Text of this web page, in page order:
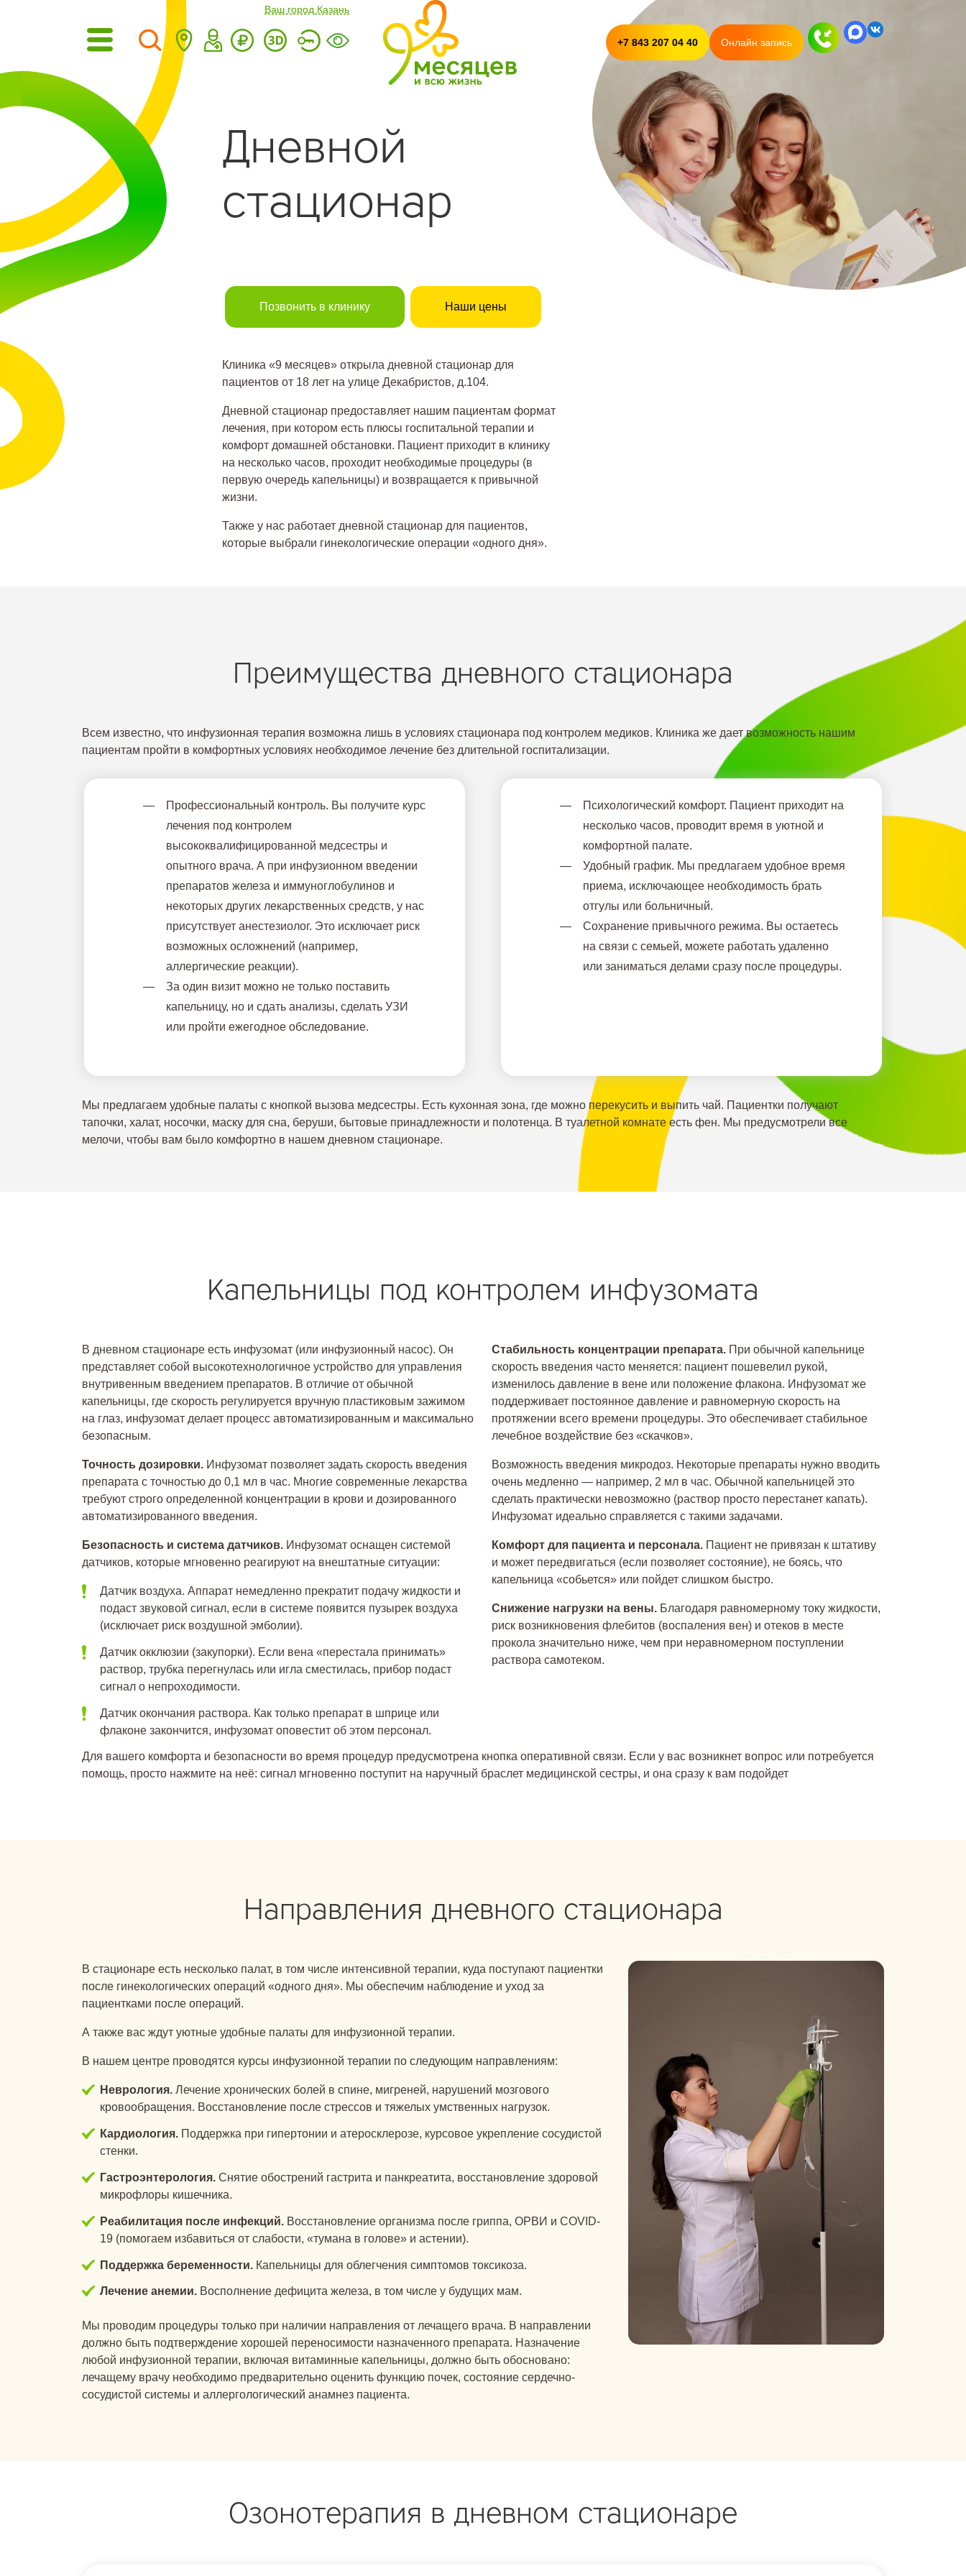
Ваш город Казань
+7 843 207 04 40 Онлайн запись
Дневной
стационар
Позвонить в клинику Наши цены
Клиника «9 месяцев» открыла дневной стационар для
пациентов от 18 лет на улице Декабристов, д.104.
Дневной стационар предоставляет нашим пациентам формат
лечения, при котором есть плюсы госпитальной терапии и
комфорт домашней обстановки. Пациент приходит в клинику
на несколько часов, проходит необходимые процедуры (в
первую очередь капельницы) и возвращается к привычной
жизни.
Также у нас работает дневной стационар для пациентов,
которые выбрали гинекологические операции «одного дня».
Преимущества дневного стационара
Всем известно, что инфузионная терапия возможна лишь в условиях стационара под контролем медиков. Клиника же дает возможность нашим
пациентам пройти в комфортных условиях необходимое лечение без длительной госпитализации.
Профессиональный контроль. Вы получите курс
лечения под контролем
высококвалифицированной медсестры и
опытного врача. А при инфузионном введении
препаратов железа и иммуноглобулинов и
некоторых других лекарственных средств, у нас
присутствует анестезиолог. Это исключает риск
возможных осложнений (например,
аллергические реакции).
За один визит можно не только поставить
капельницу, но и сдать анализы, сделать УЗИ
или пройти ежегодное обследование.
Психологический комфорт. Пациент приходит на
несколько часов, проводит время в уютной и
комфортной палате.
Удобный график. Мы предлагаем удобное время
приема, исключающее необходимость брать
отгулы или больничный.
Сохранение привычного режима. Вы остаетесь
на связи с семьей, можете работать удаленно
или заниматься делами сразу после процедуры.
Мы предлагаем удобные палаты с кнопкой вызова медсестры. Есть кухонная зона, где можно перекусить и выпить чай. Пациентки получают
тапочки, халат, носочки, маску для сна, беруши, бытовые принадлежности и полотенца. В туалетной комнате есть фен. Мы предусмотрели все
мелочи, чтобы вам было комфортно в нашем дневном стационаре.
Капельницы под контролем инфузомата
В дневном стационаре есть инфузомат (или инфузионный насос). Он
представляет собой высокотехнологичное устройство для управления
внутривенным введением препаратов. В отличие от обычной
капельницы, где скорость регулируется вручную пластиковым зажимом
на глаз, инфузомат делает процесс автоматизированным и максимально
безопасным.
Точность дозировки. Инфузомат позволяет задать скорость введения
препарата с точностью до 0,1 мл в час. Многие современные лекарства
требуют строго определенной концентрации в крови и дозированного
автоматизированного введения.
Безопасность и система датчиков. Инфузомат оснащен системой
датчиков, которые мгновенно реагируют на внештатные ситуации:
Датчик воздуха. Аппарат немедленно прекратит подачу жидкости и
подаст звуковой сигнал, если в системе появится пузырек воздуха
(исключает риск воздушной эмболии).
Датчик окклюзии (закупорки). Если вена «перестала принимать»
раствор, трубка перегнулась или игла сместилась, прибор подаст
сигнал о непроходимости.
Датчик окончания раствора. Как только препарат в шприце или
флаконе закончится, инфузомат оповестит об этом персонал.
Стабильность концентрации препарата. При обычной капельнице
скорость введения часто меняется: пациент пошевелил рукой,
изменилось давление в вене или положение флакона. Инфузомат же
поддерживает постоянное давление и равномерную скорость на
протяжении всего времени процедуры. Это обеспечивает стабильное
лечебное воздействие без «скачков».
Возможность введения микродоз. Некоторые препараты нужно вводить
очень медленно — например, 2 мл в час. Обычной капельницей это
сделать практически невозможно (раствор просто перестанет капать).
Инфузомат идеально справляется с такими задачами.
Комфорт для пациента и персонала. Пациент не привязан к штативу
и может передвигаться (если позволяет состояние), не боясь, что
капельница «собьется» или пойдет слишком быстро.
Снижение нагрузки на вены. Благодаря равномерному току жидкости,
риск возникновения флебитов (воспаления вен) и отеков в месте
прокола значительно ниже, чем при неравномерном поступлении
раствора самотеком.
Для вашего комфорта и безопасности во время процедур предусмотрена кнопка оперативной связи. Если у вас возникнет вопрос или потребуется
помощь, просто нажмите на неё: сигнал мгновенно поступит на наручный браслет медицинской сестры, и она сразу к вам подойдет
Направления дневного стационара
В стационаре есть несколько палат, в том числе интенсивной терапии, куда поступают пациентки
после гинекологических операций «одного дня». Мы обеспечим наблюдение и уход за
пациентками после операций.
А также вас ждут уютные удобные палаты для инфузионной терапии.
В нашем центре проводятся курсы инфузионной терапии по следующим направлениям:
Неврология. Лечение хронических болей в спине, мигреней, нарушений мозгового
кровообращения. Восстановление после стрессов и тяжелых умственных нагрузок.
Кардиология. Поддержка при гипертонии и атеросклерозе, курсовое укрепление сосудистой
стенки.
Гастроэнтерология. Снятие обострений гастрита и панкреатита, восстановление здоровой
микрофлоры кишечника.
Реабилитация после инфекций. Восстановление организма после гриппа, ОРВИ и COVID-
19 (помогаем избавиться от слабости, «тумана в голове» и астении).
Поддержка беременности. Капельницы для облегчения симптомов токсикоза.
Лечение анемии. Восполнение дефицита железа, в том числе у будущих мам.
Мы проводим процедуры только при наличии направления от лечащего врача. В направлении
должно быть подтверждение хорошей переносимости назначенного препарата. Назначение
любой инфузионной терапии, включая витаминные капельницы, должно быть обосновано:
лечащему врачу необходимо предварительно оценить функцию почек, состояние сердечно-
сосудистой системы и аллергологический анамнез пациента.
Озонотерапия в дневном стационаре